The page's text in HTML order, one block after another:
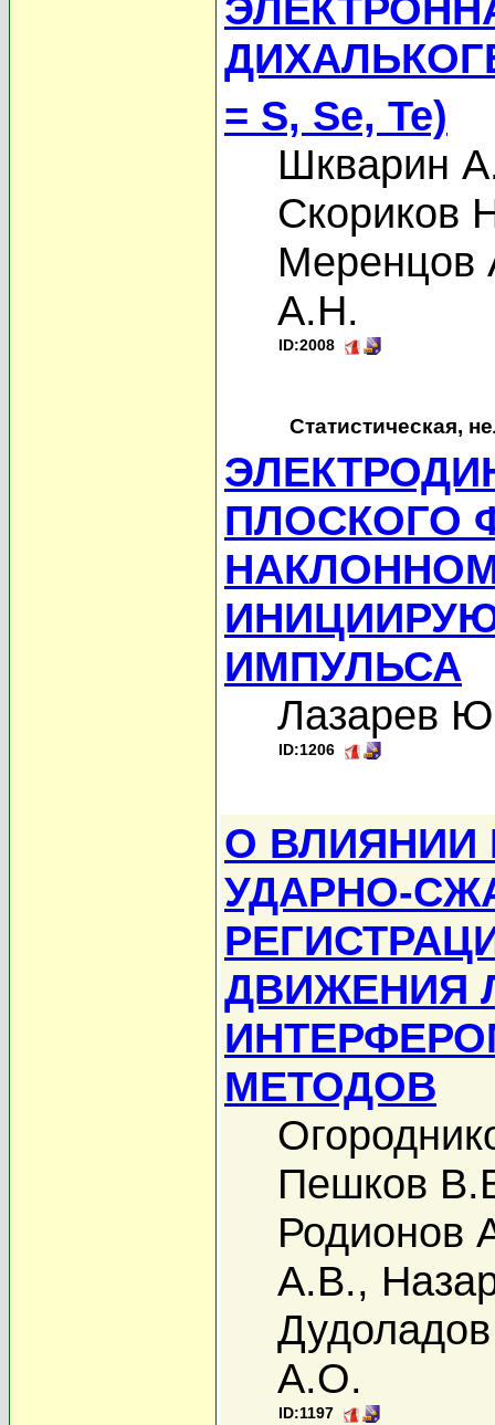
= S, Se, Te)
Шкварин
Скориков
Меренцов
А.Н.
ID:2008
Статистическая,
ПЛОСКОГО
ИМПУЛЬСА
Лазарев
ID:1206
О ВЛИЯНИИ
УДАРНО-
ДВИЖЕНИЯ
МЕТОДОВ
Пешков
Родионов
А.В.,
А.О.
ID:1197